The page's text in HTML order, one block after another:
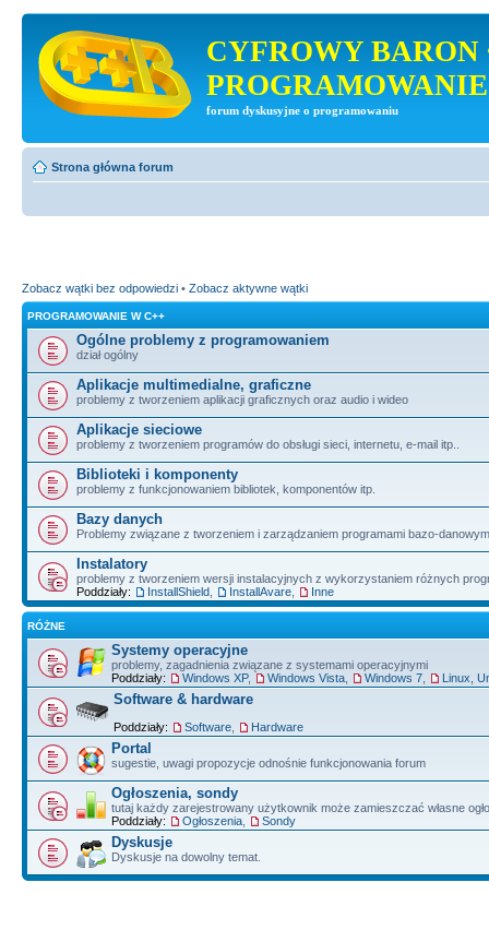
CYFROWY BARON
PROGRAMOWANIE
forum dyskusyjne o programowaniu
Strona główna forum
Zobacz wątki bez odpowiedzi • Zobacz aktywne wątki
PROGRAMOWANIE W C++
Ogólne problemy z programowaniem
dział ogólny
Aplikacje multimedialne, graficzne
problemy z tworzeniem aplikacji graficznych oraz audio i wideo
Aplikacje sieciowe
problemy z tworzeniem programów do obsługi sieci, internetu, e-mail itp..
Biblioteki i komponenty
problemy z funkcjonowaniem bibliotek, komponentów itp.
Bazy danych
Problemy związane z tworzeniem i zarządzaniem programami bazo-
Instalatory
problemy z tworzeniem wersji instalacyjnych z wykorzystaniem różnych
Poddziały:
InstallShield InstallAvare Inne
RÓŻNE
Systemy operacyjne
problemy, zagadnienia związane z systemami operacyjnymi
Poddziały:
Windows XP, Windows Vista Windows 7 Linux,
Software & hardware
Poddziały: Software Hardware
Portal
sugestie, uwagi propozycje odnośnie funkcjonowania forum
Ogłoszenia, sondy
tutaj każdy zarejestrowany użytkownik może zamieszczać własne
Poddziały:
Ogłoszenia Sondy
Dyskusje
Dyskusje na dowolny temat.